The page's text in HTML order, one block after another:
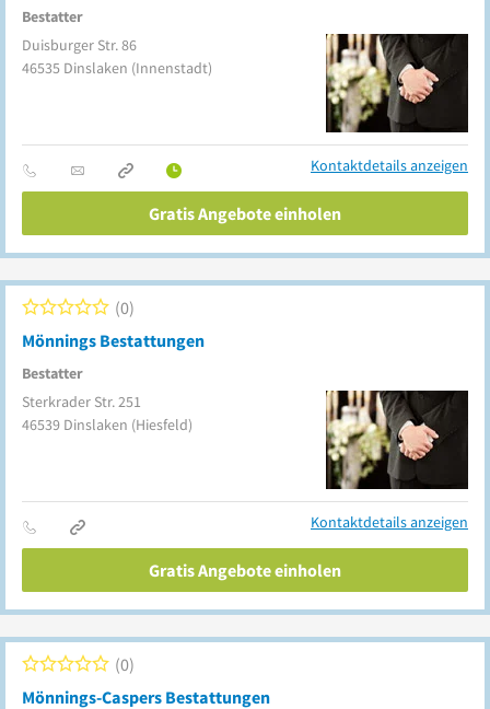
Bestatter
Duisburger Str. 86
46535 Dinslaken (Innenstadt)
Kontaktdetails anzeigen
Gratis Angebote einholen
Mönnings Bestattungen
Bestatter
0
Sterkrader Str. 251
46539 Dinslaken (Hiesfeld)
Kontaktdetails anzeigen
Gratis Angebote einholen
Mönnings-Caspers Bestattungen
0